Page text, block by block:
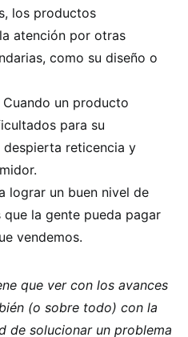
los productos
atención por otras
como su diseño o
Cuando un producto
para su
despierta reticencia y
lograr un buen nivel de
la gente pueda pagar
vendemos.
que ver con los avances
(o sobre todo) con la
de solucionar un problema